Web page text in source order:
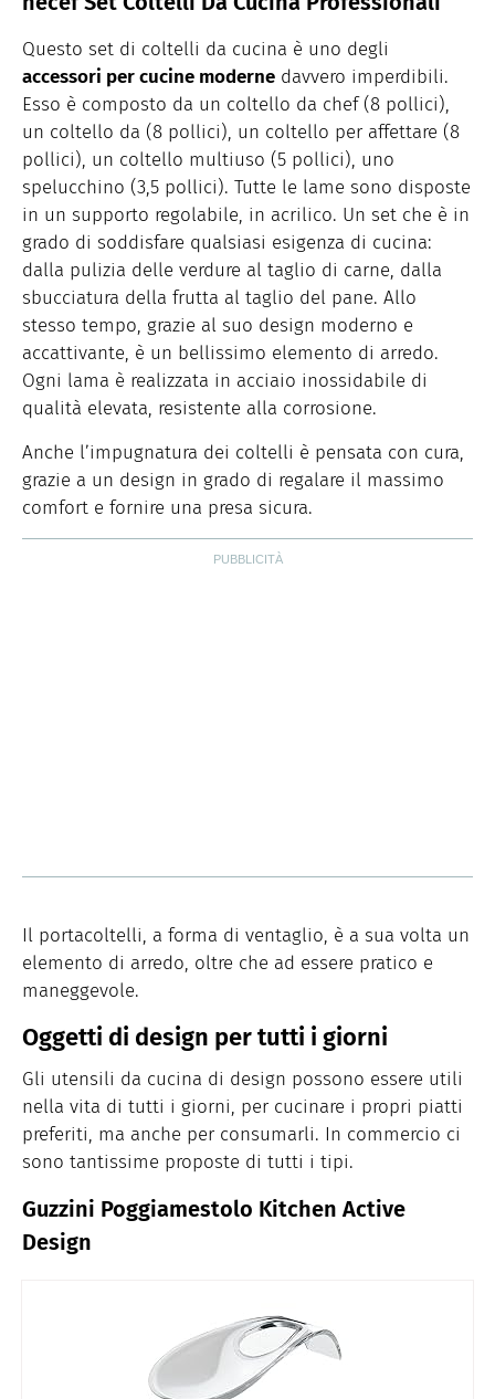
Questo set di coltelli da cucina è uno degli
accessori per cucine moderne davvero imperdibili.
Esso è composto da un coltello da chef (8 pollici),
un coltello da (8 pollici), un coltello per affettare (8
pollici), un coltello multiuso (5 pollici), uno
spelucchino (3,5 pollici). Tutte le lame sono disposte
in un supporto regolabile, in acrilico. Un set che è in
grado di soddisfare qualsiasi esigenza di cucina:
dalla pulizia delle verdure al taglio di carne, dalla
sbucciatura della frutta al taglio del pane. Allo
stesso tempo, grazie al suo design moderno e
accattivante, è un bellissimo elemento di arredo.
Ogni lama è realizzata in acciaio inossidabile di
qualità elevata, resistente alla corrosione.
Anche l’impugnatura dei coltelli è pensata con cura,
grazie a un design in grado di regalare il massimo
comfort e fornire una presa sicura.
Il portacoltelli, a forma di ventaglio, è a sua volta un
elemento di arredo, oltre che ad essere pratico e
maneggevole.
Oggetti di design per tutti i giorni
Gli utensili da cucina di design possono essere utili
nella vita di tutti i giorni, per cucinare i propri piatti
preferiti, ma anche per consumarli. In commercio ci
sono tantissime proposte di tutti i tipi.
Guzzini Poggiamestolo Kitchen Active
Design